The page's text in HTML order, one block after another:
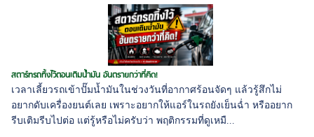
สตาร์ทรถทิ้งไว้ตอนเติมน้ำมัน อันตรายกว่าที่คิด!
เวลาเลี้ยวรถเข้าปั๊มน้ำมันในช่วงวันที่อากาศร้อนจัดๆ แล้วรู้สึกไม่
อยากดับเครื่องยนต์เลย เพราะอยากให้แอร์ในรถยังเย็นฉ่ำ หรืออยาก
รีบเติมรีบไปต่อ แต่รู้หรือไม่ครับว่า พฤติกรรมที่ดูเหมื...